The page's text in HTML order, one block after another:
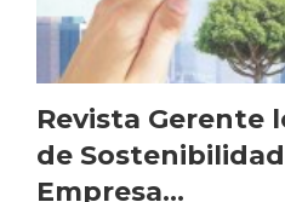
Revista Gerente
de
Empresa...